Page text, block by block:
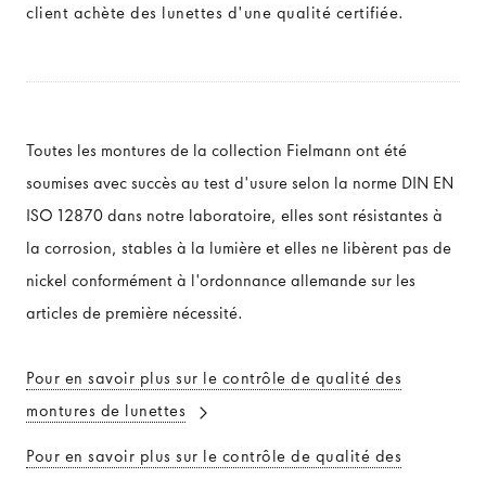
client achète des lunettes d'une qualité certifiée.
Toutes les montures de la collection Fielmann ont été
soumises avec succès au test d'usure selon la norme DIN EN
ISO 12870 dans notre laboratoire, elles sont résistantes à
la corrosion, stables à la lumière et elles ne libèrent pas de
nickel conformément à l'ordonnance allemande sur les
articles de première nécessité.
Pour en savoir plus sur le contrôle de qualité des
montures de lunettes
Pour en savoir plus sur le contrôle de qualité des